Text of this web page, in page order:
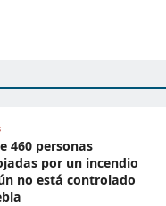
460 personas
por un incendio
no está controlado